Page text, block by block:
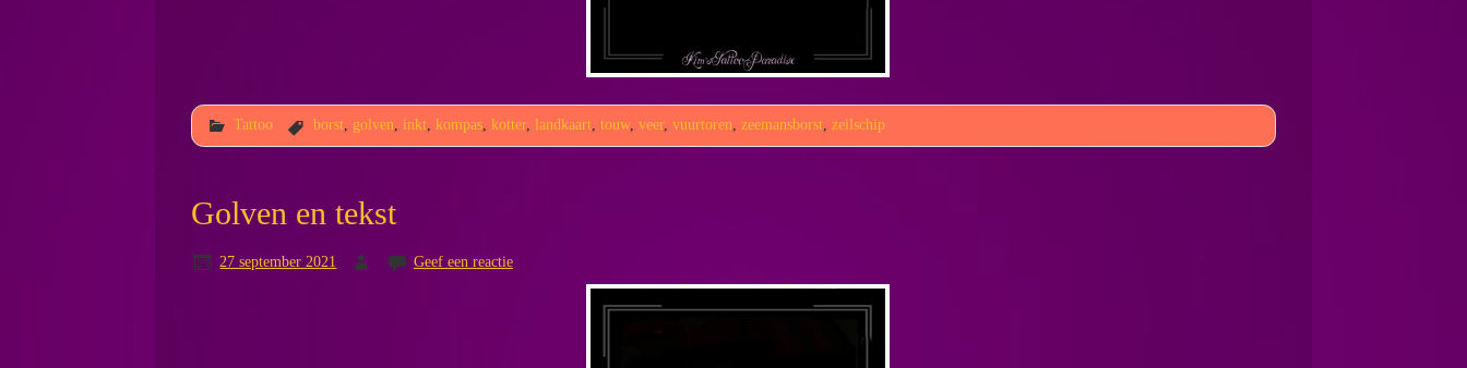
Tattoo borst golven inkt kompas kotter, landkaart ,touw,veer,vuurtoren ,zeemansborst ,zeilschip
Golven en tekst
27 september 2021 Geef een reactie